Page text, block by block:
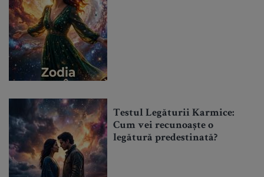
Testul Legăturii Karmice:
Cum vei recunoaște o
legătură predestinată?